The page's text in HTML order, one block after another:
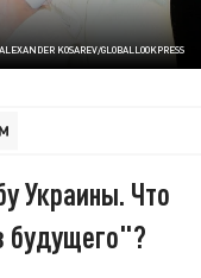
KOSAREV/GLOBALLOOKPRESS
Украины. Что
будущего"?